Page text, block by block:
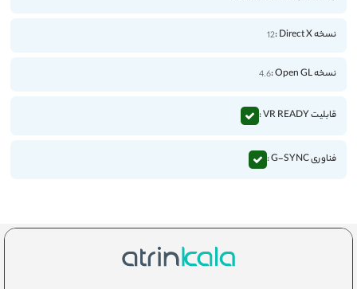
نسخه Direct X : 12
نسخه Open GL : 4.6
قابلیت VR READY :
فناوری G-SYNC :